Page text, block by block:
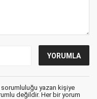
sorumluluğu yazan kişiye
değildir. Her bir yorum